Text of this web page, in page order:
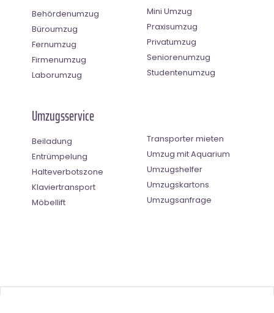
Behördenumzug
Büroumzug
Fernumzug
Firmenumzug
Laborumzug
Mini Umzug
Praxisumzug
Privatumzug
Seniorenumzug
Studentenumzug
Umzugsservice
Beiladung
Entrümpelung
Halteverbotszone
Klaviertransport
Möbellift
Transporter mieten
Umzug mit Aquarium
Umzugshelfer
Umzugskartons
Umzugsanfrage